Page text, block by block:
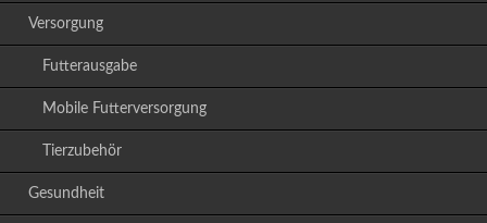
Versorgung
Futterausgabe
Mobile Futterversorgung
Tierzubehör
Gesundheit